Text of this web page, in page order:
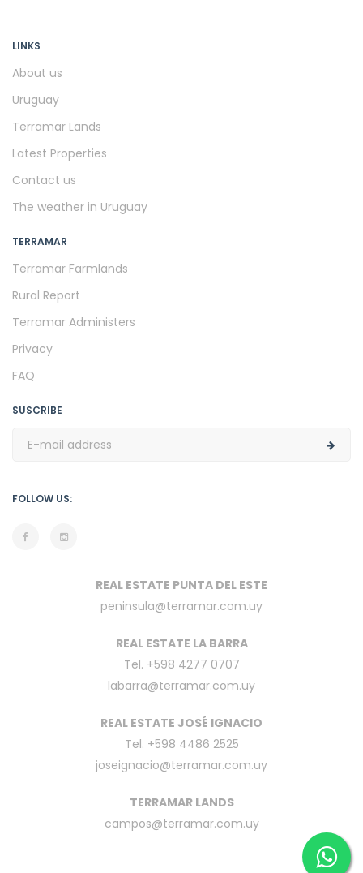
LINKS
About us
Uruguay
Terramar Lands
Latest Properties
Contact us
The weather in Uruguay
TERRAMAR
Terramar Farmlands
Rural Report
Terramar Administers
Privacy
FAQ
SUSCRIBE
FOLLOW US:
REAL ESTATE PUNTA DEL ESTE
peninsula@terramar.com.uy
REAL ESTATE LA BARRA
Tel. +598 4277 0707
labarra@terramar.com.uy
REAL ESTATE JOSÉ IGNACIO
Tel. +598 4486 2525
joseignacio@terramar.com.uy
TERRAMAR LANDS
campos@terramar.com.uy